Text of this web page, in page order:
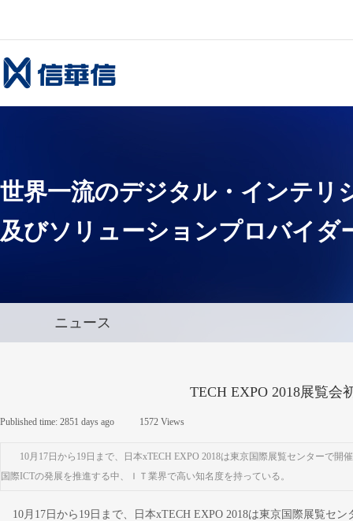
世界一流のデジタル・インテリ
及びソリューションプロバイダ
ニュース
TECH EXPO 2018展覧
Published time: 2851 days ago 1572 Views
10月17日から19日まで、日本xTECH EXPO 2018は東京国際展覧センターで
国際ICTの発展を推進する中、ＩＴ業界で高い知名度を持っている。
10月17日から19日まで、日本xTECH EXPO 2018は東京国際展覧セ